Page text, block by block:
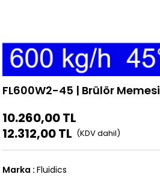
FL600W2-45 | Brülör Memesi
10.260,00 TL
12.312,00 TL
Marka : Fluidics